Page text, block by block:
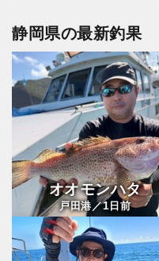
静岡県の最新釣果
オオモンハタ
戸田港／1 日前